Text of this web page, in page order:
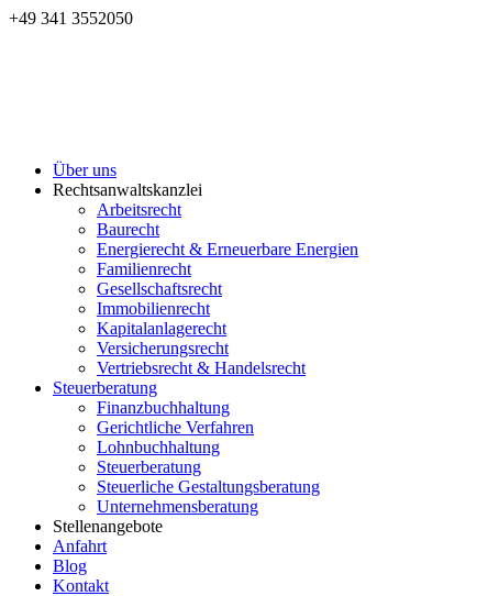
+49 341 3552050
Über uns
Rechtsanwaltskanzlei
Arbeitsrecht
Baurecht
Energierecht & Erneuerbare Energien
Familienrecht
Gesellschaftsrecht
Immobilienrecht
Kapitalanlagerecht
Versicherungsrecht
Vertriebsrecht & Handelsrecht
Steuerberatung
Finanzbuchhaltung
Gerichtliche Verfahren
Lohnbuchhaltung
Steuerberatung
Steuerliche Gestaltungsberatung
Unternehmensberatung
Stellenangebote
Anfahrt
Blog
Kontakt